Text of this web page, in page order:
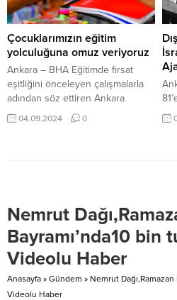
internet haber sitelerinde meslek
etiğine aykırı yayınlar yapmak
suretiyle gazetecilik mesleğinin
itibarını zedeleyecek ortam
oluşturmalarına tepki gösterdi.
Dijital medyanın gelişmesiyle
birlikte...
Çocuklarımızın eğitim
yolculuğuna omuz veriyoruz
Ankara – BHA Eğitimde fırsat
eşitliğini önceleyen çalışmalarla
adından söz ettiren Ankara
Büyükşehir Belediyesi, bir ilke
daha imza atarak sosyal yardım
hayata geçirmeye devam ediyor.
Sosyal Hizmetler Daire Başkanlığı,
eğitimde fırsat...
04.09.2024 0
Nemrut
Bayramı’nda10 bin
Videolu Haber
Anasayfa » Gündem » Nemrut Dağı,Ramazan
Videolu Haber